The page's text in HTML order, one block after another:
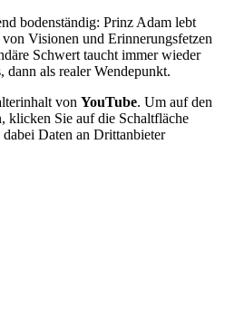
bodenständig: Prinz Adam lebt
Visionen und Erinnerungsfetzen
Schwert taucht immer wieder
als realer Wendepunkt.
von YouTube. Um auf den
klicken Sie auf die Schaltfläche
Daten an Drittanbieter